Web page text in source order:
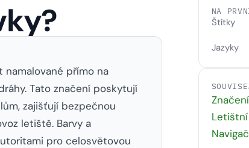
přímo na
Tato značení poskytují
zajišťují bezpečnou
letiště. Barvy a
pro celosvětovou
NA
Štítky
Jazyky
Značení